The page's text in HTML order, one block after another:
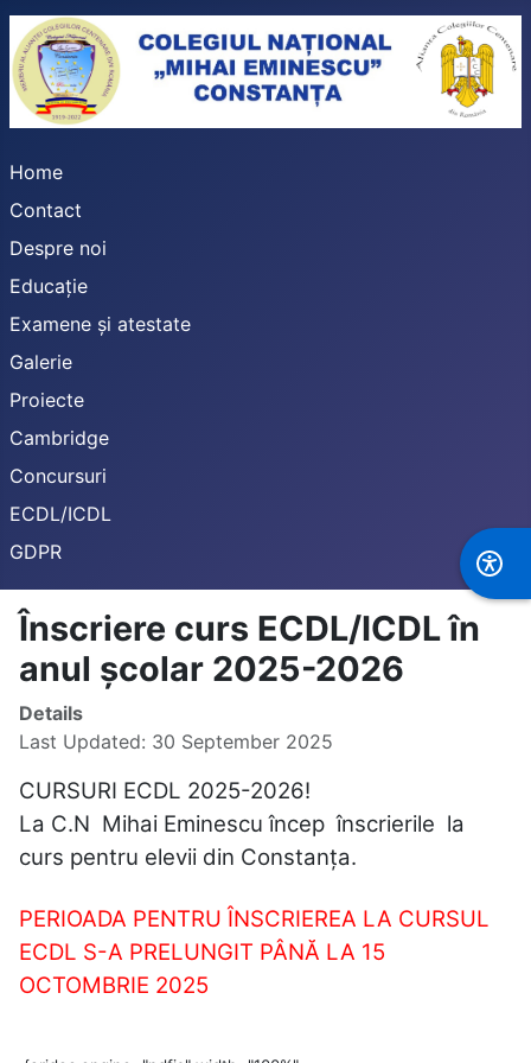
Home
Contact
Despre noi
Educație
Examene și atestate
Galerie
Proiecte
Cambridge
Concursuri
ECDL/ICDL
GDPR
Înscriere curs ECDL/ICDL în
anul școlar 2025-2026
Details
Last Updated: 30 September 2025
CURSURI ECDL 2025-2026!
La C.N Mihai Eminescu încep înscrierile la
curs pentru elevii din Constanța.
PERIOADA PENTRU ÎNSCRIEREA LA CURSUL
ECDL S-A PRELUNGIT PÂNĂ LA 15
OCTOMBRIE 2025